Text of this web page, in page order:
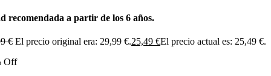
recomendada a partir de los 6 años.
€ El precio original era: 29,99 €.25,49 €El precio actual es: 25,49 €.
Off